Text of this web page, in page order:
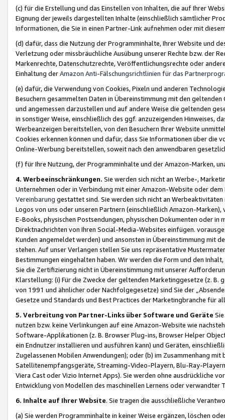
(c) für die Erstellung und das Einstellen von Inhalten, die auf Ihrer
Eignung der jeweils dargestellten Inhalte (einschließlich sämtlicher
Informationen, die Sie in einen Partner-Link aufnehmen oder mit
(d) dafür, dass die Nutzung der Programminhalte, Ihrer Website und
Verletzung oder missbräuchliche Ausübung unserer Rechte bzw. der
Markenrechte, Datenschutzrechte, Veröffentlichungsrechte oder
Einhaltung derAmazon Anti-Fälschungsrichtlinien für das
(e) dafür, die Verwendung von Cookies, Pixeln und anderen
Besuchern gesammelten Daten in Übereinstimmung mit den
und angemessen darzustellen und auf andere Weise die geltenden
in sonstiger Weise, einschließlich des ggf. anzuzeigenden Hinweises,
Werbeanzeigen bereitstellen, von den Besuchern Ihrer Website
Cookies erkennen können und dafür, dass Sie Informationen über die
Online-Werbung bereitstellen, soweit nach den anwendbaren
(f) für Ihre Nutzung, der Programminhalte und der Amazon-Marken,
4. Werbeeinschränkungen. Sie werden sich nicht an Werbe-,
Unternehmen oder in Verbindung mit einer Amazon-Website oder
Vereinbarung gestattet sind. Sie werden sich nicht an
Logos von uns oder unseren Partnern (einschließlich Amazon-
E-Books, physischen Postsendungen, physischen Dokumenten oder in
Direktnachrichten von Ihren Social-Media-Websites einfügen.
Kunden angemeldet werden) und ansonsten in Übereinstimmung mit
stehen. Auf unser Verlangen stellen Sie uns repräsentative
Bestimmungen eingehalten haben. Wir werden die Form und den
Sie die Zertifizierung nicht in Übereinstimmung mit unserer
Klarstellung: (i) Für die Zwecke der geltenden Marketinggesetze (z. B.
von 1991 und ähnlicher oder Nachfolgegesetze) sind Sie der
Gesetze und Standards und Best Practices der Marketingbranche für
5. Verbreitung von Partner-Links über Software und Geräte
nutzen bzw. keine Verlinkungen auf eine Amazon-Website wie
Software-Applikationen (z. B. Browser Plug-ins, Browser Helper
ein Endnutzer installieren und ausführen kann) und Geräten,
Zugelassenen Mobilen Anwendungen); oder (b) im Zusammenhang
Satellitenempfangsgeräte, Streaming-Video-Playern, Blu-Ray-
Viera Cast oder Vizio Internet Apps). Sie werden ohne ausdrückliche
Entwicklung von Modellen des maschinellen Lernens oder
6. Inhalte auf Ihrer Website. Sie tragen die ausschließliche
(a) Sie werden Programminhalte in keiner Weise ergänzen, löschen